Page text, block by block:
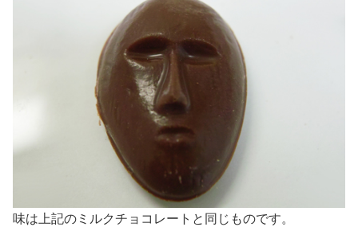
味は上記のミルクチョコレートと同じものです。